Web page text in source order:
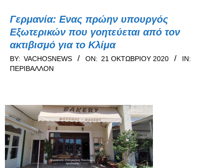
Γερμανία: Ενας πρώην υπουργός
Εξωτερικών που γοητεύεται από τον
ακτιβισμό για το Κλίμα
2020-
10-
BY: VACHOSNEWS ON: 21 ΟΚΤΩΒΡΊΟΥ 2020
IN:
ΠΕΡΙΒΆΛΛΟΝ